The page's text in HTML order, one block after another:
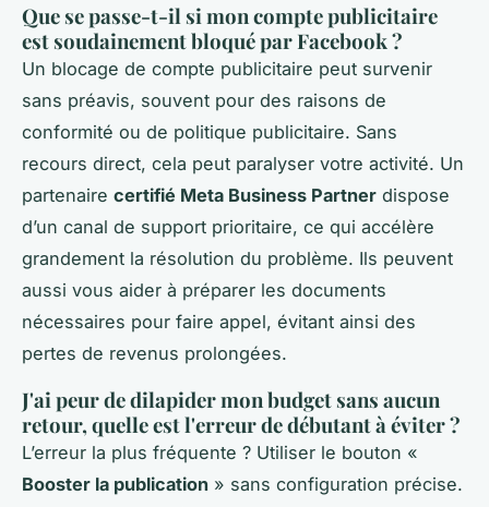
Que se passe-t-il si mon compte publicitaire
est soudainement bloqué par Facebook ?
Un blocage de compte publicitaire peut survenir
sans préavis, souvent pour des raisons de
conformité ou de politique publicitaire. Sans
recours direct, cela peut paralyser votre activité. Un
partenaire certifié Meta Business Partner dispose
d’un canal de support prioritaire, ce qui accélère
grandement la résolution du problème. Ils peuvent
aussi vous aider à préparer les documents
nécessaires pour faire appel, évitant ainsi des
pertes de revenus prolongées.
J'ai peur de dilapider mon budget sans aucun
retour, quelle est l'erreur de débutant à éviter ?
L’erreur la plus fréquente ? Utiliser le bouton «
Booster la publication » sans configuration précise.